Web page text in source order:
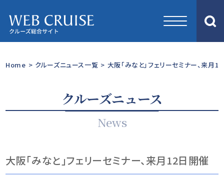
Home > クルーズニュース一覧 > 大阪「みなと」フェリーセミナー、来月
クルーズニュース
News
大阪「みなと」フェリーセミナー、来月12日開催